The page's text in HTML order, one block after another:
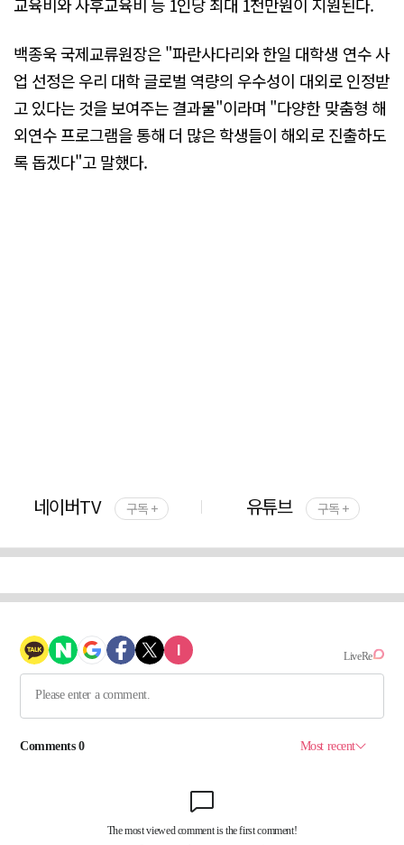
교육비와 사후교육비 등 1인당 최대 1천만원이 지원된다.
백종욱 국제교류원장은 "파란사다리와 한일 대학생 연수 사
업 선정은 우리 대학 글로벌 역량의 우수성이 대외로 인정받
고 있다는 것을 보여주는 결과물"이라며 "다양한 맞춤형 해
외연수 프로그램을 통해 더 많은 학생들이 해외로 진출하도
록 돕겠다"고 말했다.
네이버TV 구독 + 유튜브 구독 +